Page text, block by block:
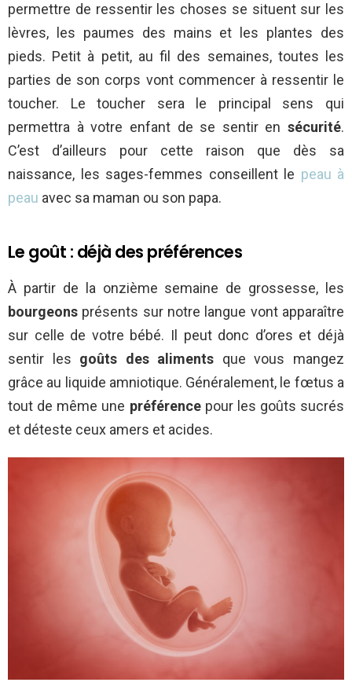
permettre de ressentir les choses se situent sur les
lèvres, les paumes des mains et les plantes des
pieds. Petit à petit, au fil des semaines, toutes les
parties de son corps vont commencer à ressentir le
toucher. Le toucher sera le principal sens qui
permettra à votre enfant de se sentir en sécurité.
C’est d’ailleurs pour cette raison que dès sa
naissance, les sages-femmes conseillent le peau à
peau avec sa maman ou son papa.
Le goût : déjà des préférences
À partir de la onzième semaine de grossesse, les
bourgeons présents sur notre langue vont apparaître
sur celle de votre bébé. Il peut donc d’ores et déjà
sentir les goûts des aliments que vous mangez
grâce au liquide amniotique. Généralement, le fœtus a
tout de même une préférencepour les goûts sucrés
et déteste ceux amers et acides.